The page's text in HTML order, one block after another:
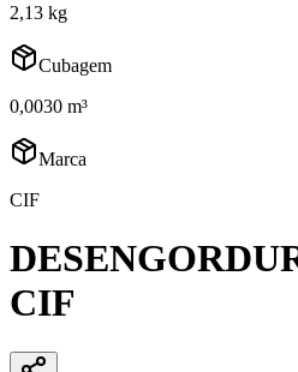
2,13 kg
Cubagem
0,0030 m³
Marca
CIF
CIF